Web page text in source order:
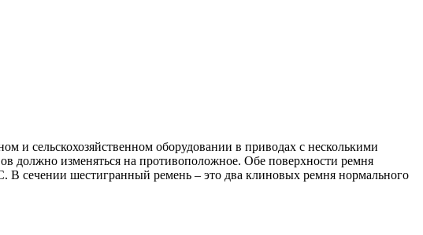
сельскохозяйственном оборудовании в приводах с несколькими
должно изменяться на противоположное. Обе поверхности ремня
сечении шестигранный ремень – это два клиновых ремня нормального